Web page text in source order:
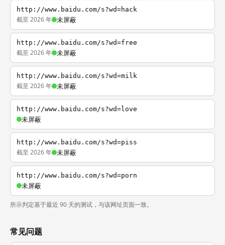
http://www.baidu.com/s?wd=hack
截至 2026 年 未屏蔽
http://www.baidu.com/s?wd=free
截至 2026 年 未屏蔽
http://www.baidu.com/s?wd=milk
截至 2026 年 未屏蔽
http://www.baidu.com/s?wd=love
未屏蔽
http://www.baidu.com/s?wd=piss
截至 2026 年 未屏蔽
http://www.baidu.com/s?wd=porn
未屏蔽
所示判定基于最近 90 天的测试，与该网址页面一致。
常见问题